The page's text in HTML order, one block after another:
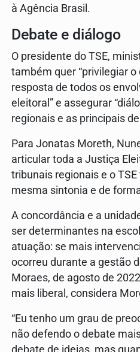
à Agência Brasil.
Debate e diálogo
O presidente do TSE,
também quer “privilegiar
resposta de todos os
eleitoral” e assegurar
regionais e as principais
Para Jonatas Moreth,
articular toda a Justiça
tribunais regionais e o
mesma sintonia e de
A concordância e a
ser determinantes na
atuação: se mais
ocorreu durante a gestão
Moraes, de agosto de
mais liberal, considera
“Eu tenho um grau de
não defendo o debate